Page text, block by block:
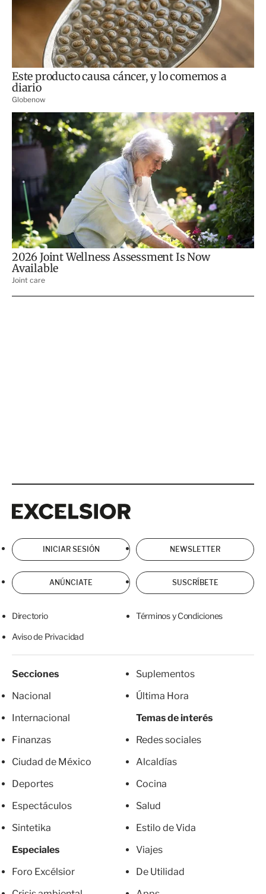
INICIAR SESIÓN NEWSLETTER
ANÚNCIATE SUSCRÍBETE
Directorio Términos y Condiciones
Aviso de Privacidad
Secciones
Nacional
Internacional
Finanzas
Ciudad de México
Deportes
Espectáculos
Sintetika
Especiales
Foro Excélsior
Suplementos
Última Hora
Temas de interés
Redes sociales
Alcaldías
Cocina
Salud
Estilo de Vida
Viajes
De Utilidad